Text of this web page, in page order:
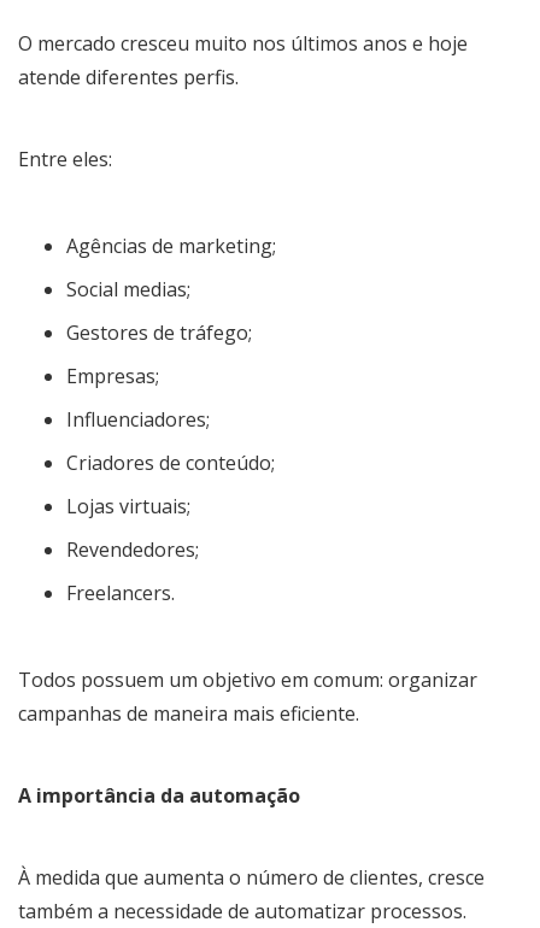
O mercado cresceu muito nos últimos anos e hoje
atende diferentes perfis.
Entre eles:
Agências de marketing;
Social medias;
Gestores de tráfego;
Empresas;
Influenciadores;
Criadores de conteúdo;
Lojas virtuais;
Revendedores;
Freelancers.
Todos possuem um objetivo em comum: organizar
campanhas de maneira mais eficiente.
A importância da automação
À medida que aumenta o número de clientes, cresce
também a necessidade de automatizar processos.